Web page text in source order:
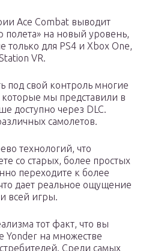
Ace Combat выводит
полета» на новый уровень,
только для PS4 и Xbox One,
VR.
под свой контроль многие
которые мы представили в
доступно через DLC.
самолетов.
технологий, что
со старых, более простых
переходите к более
дает реальное ощущение
всей игры.
тот факт, что вы
Yonder на множестве
Среди самых